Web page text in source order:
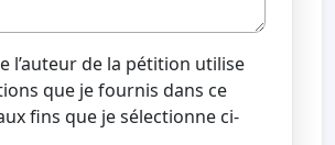
l’auteur de la pétition utilise
que je fournis dans ce
fins que je sélectionne ci-